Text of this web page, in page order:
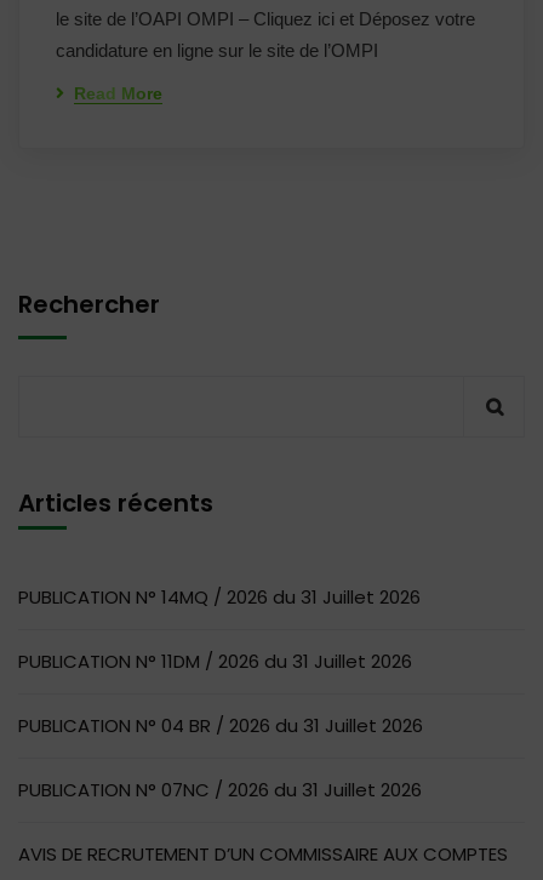
le site de l’OAPI OMPI – Cliquez ici et Déposez votre
candidature en ligne sur le site de l’OMPI
Read More
Rechercher
Articles récents
PUBLICATION N° 14MQ / 2026 du 31 Juillet 2026
PUBLICATION N° 11DM / 2026 du 31 Juillet 2026
PUBLICATION N° 04 BR / 2026 du 31 Juillet 2026
PUBLICATION N° 07NC / 2026 du 31 Juillet 2026
AVIS DE RECRUTEMENT D’UN COMMISSAIRE AUX COMPTES